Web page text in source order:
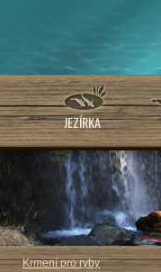
JEZÍRKA
Krmení pro ryby